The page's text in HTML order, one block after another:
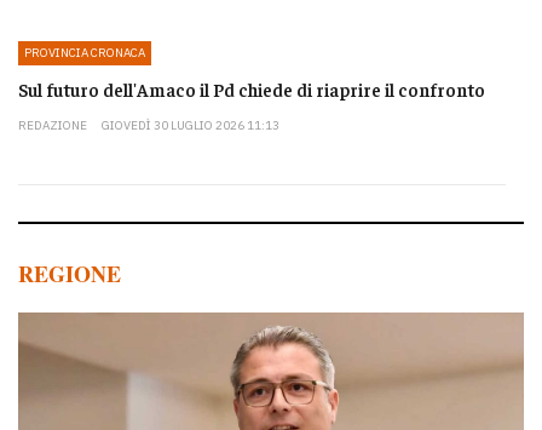
PROVINCIA CRONACA
Sul futuro dell'Amaco il Pd chiede di riaprire il confronto
REDAZIONE GIOVEDÌ 30 LUGLIO 2026 11:13
REGIONE